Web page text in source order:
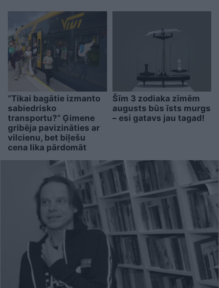
“Tikai bagātie izmanto
sabiedrisko
transportu?” Ģimene
gribēja pavizināties ar
vilcienu, bet biļešu
cena lika pārdomāt
Šīm 3 zodiaka zīmēm
augusts būs īsts murgs
– esi gatavs jau tagad!